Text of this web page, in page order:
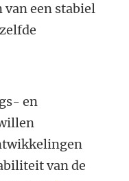
een stabiel
en
van de